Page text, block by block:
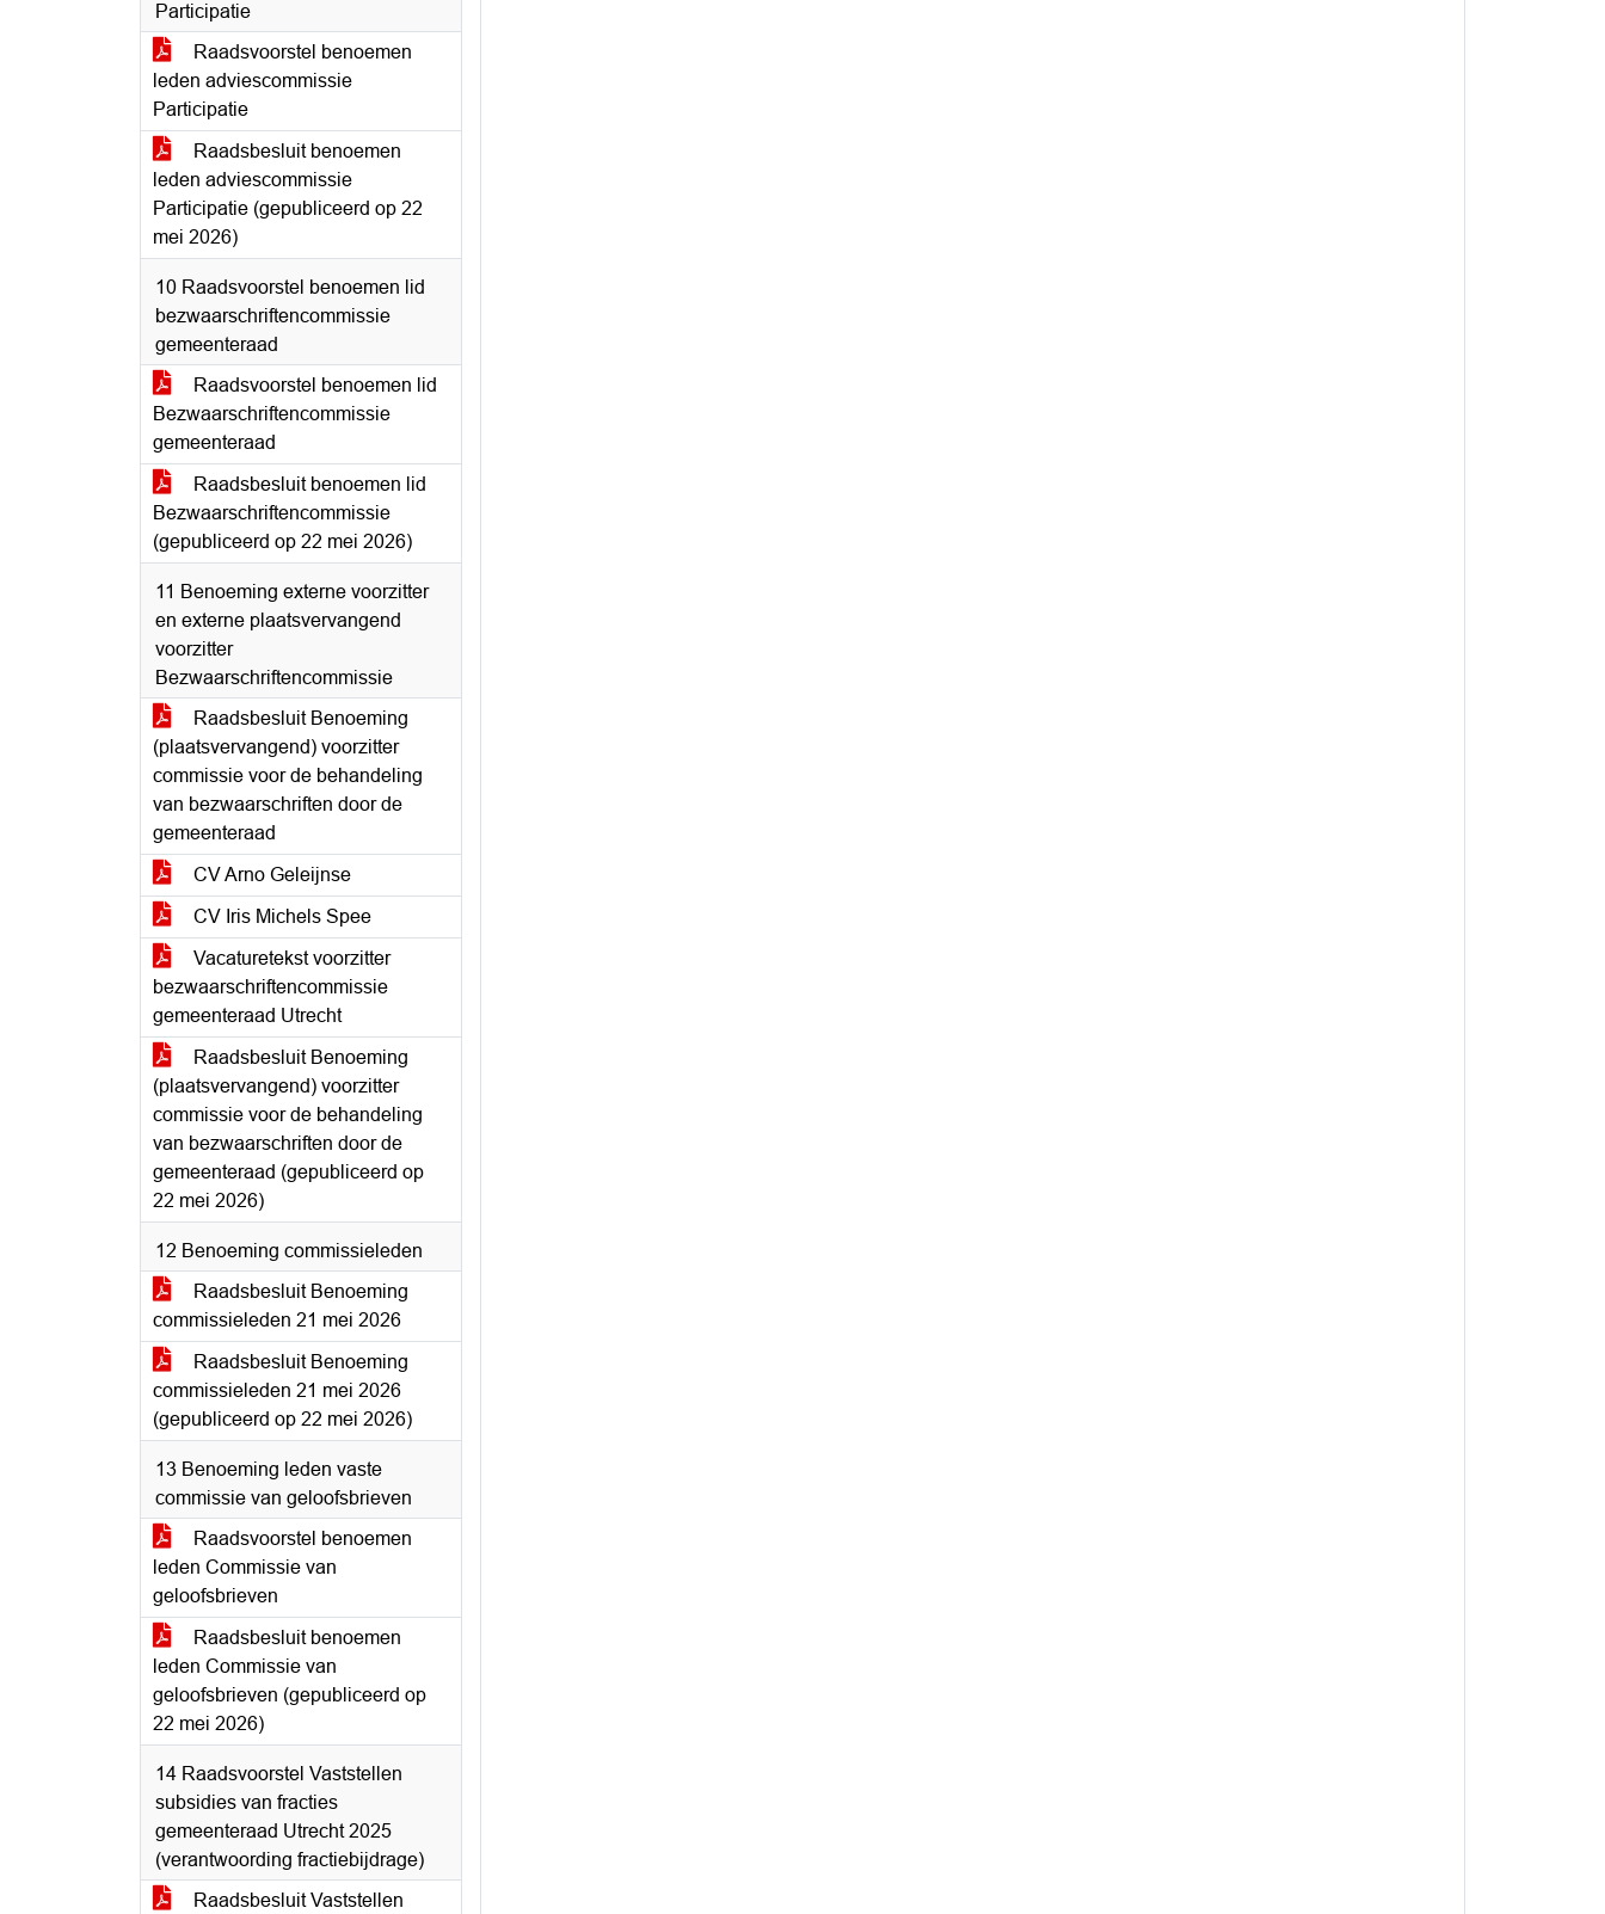
Participatie
Raadsvoorstel benoemen
leden adviescommissie
Participatie
Raadsbesluit benoemen
leden adviescommissie
Participatie (gepubliceerd op 22
mei 2026)
10 Raadsvoorstel benoemen lid
bezwaarschriftencommissie
gemeenteraad
Raadsvoorstel benoemen lid
Bezwaarschriftencommissie
gemeenteraad
Raadsbesluit benoemen lid
Bezwaarschriftencommissie
(gepubliceerd op 22 mei 2026)
11 Benoeming externe voorzitter
en externe plaatsvervangend
voorzitter
Bezwaarschriftencommissie
Raadsbesluit Benoeming
(plaatsvervangend) voorzitter
commissie voor de behandeling
van bezwaarschriften door de
gemeenteraad
CV Arno Geleijnse
CV Iris Michels Spee
Vacaturetekst voorzitter
bezwaarschriftencommissie
gemeenteraad Utrecht
Raadsbesluit Benoeming
(plaatsvervangend) voorzitter
commissie voor de behandeling
van bezwaarschriften door de
gemeenteraad (gepubliceerd op
22 mei 2026)
12 Benoeming commissieleden
Raadsbesluit Benoeming
commissieleden 21 mei 2026
Raadsbesluit Benoeming
commissieleden 21 mei 2026
(gepubliceerd op 22 mei 2026)
13 Benoeming leden vaste
commissie van geloofsbrieven
Raadsvoorstel benoemen
leden Commissie van
geloofsbrieven
Raadsbesluit benoemen
leden Commissie van
geloofsbrieven (gepubliceerd op
22 mei 2026)
14 Raadsvoorstel Vaststellen
subsidies van fracties
gemeenteraad Utrecht 2025
(verantwoording fractiebijdrage)
Raadsbesluit Vaststellen